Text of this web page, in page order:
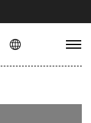
PL EN